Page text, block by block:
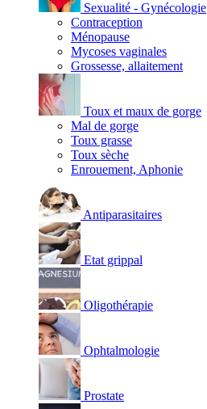
Sexualité - Gynécologie
Contraception
Ménopause
Mycoses vaginales
Grossesse, allaitement
Toux et maux de gorge
Mal de gorge
Toux grasse
Toux sèche
Enrouement, Aphonie
Antiparasitaires
Etat grippal
Oligothérapie
Ophtalmologie
Prostate